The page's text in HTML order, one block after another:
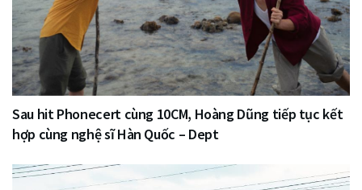
Sau hit Phonecert cùng 10CM, Hoàng Dũng tiếp tục kết
hợp cùng nghệ sĩ Hàn Quốc – Dept